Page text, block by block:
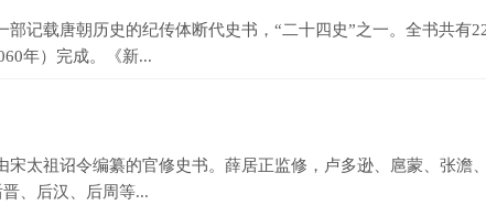
载唐朝历史的纪传体断代史书，“二十四史”之一。全书共有
年）完成。《新...
祖诏令编纂的官修史书。薛居正监修，卢多逊、扈蒙、张澹
、后汉、后周等...